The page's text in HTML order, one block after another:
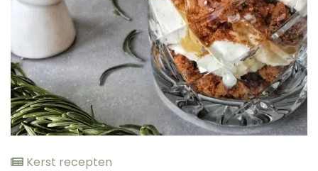
Kerst recepten